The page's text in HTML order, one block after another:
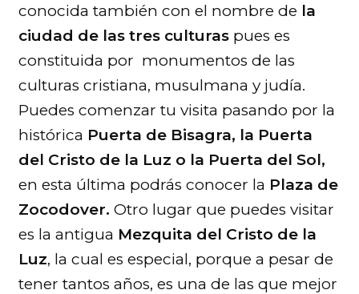
conocida también con el nombre de la
ciudad de las tres culturas pues es
constituida por monumentos de las
culturas cristiana, musulmana y judía.
Puedes comenzar tu visita pasando por la
histórica Puerta de Bisagra, la Puerta
del Cristo de la Luz o la Puerta del Sol,
en esta última podrás conocer la Plaza de
Zocodover.Otro lugar que puedes visitar
es la antigua Mezquita del Cristo de la
Luz, la cual es especial, porque a pesar de
tener tantos años, es una de las que mejor